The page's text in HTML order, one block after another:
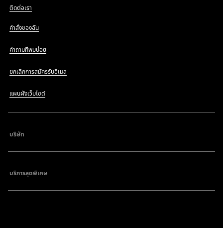
ติดต่อเรา
คำสั่งของฉัน
คำถามที่พบบ่อย
ยกเลิกการสมัครรับอีเมล
แผนผังเว็บไซต์
บริษัท
บริการสุดพิเศษ